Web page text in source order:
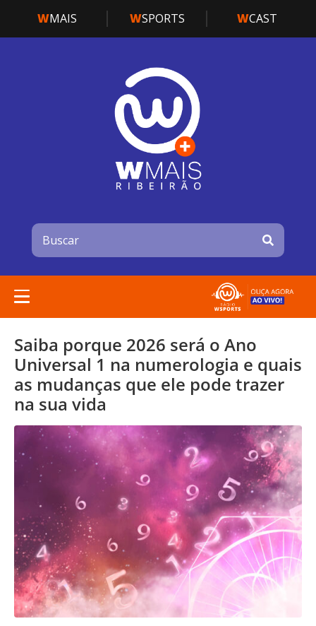
WMAIS WSPORTS WCAST
Saiba porque 2026 será o Ano
Universal 1 na numerologia e quais
as mudanças que ele pode trazer
na sua vida